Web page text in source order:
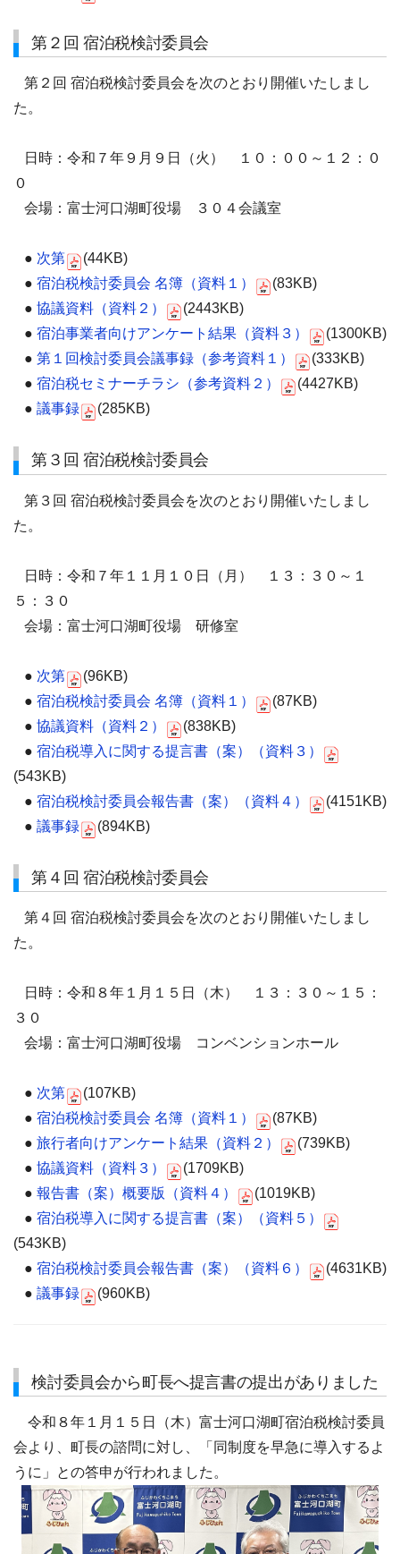
第２回 宿泊税検討委員会
第２回 宿泊税検討委員会を次のとおり開催いたしまし
た。
日時：令和７年９月９日（火） １０：００～１２：０
０
会場：富士河口湖町役場 ３０４会議室
● 次第
(44KB)
● 宿泊税検討委員会 名簿（資料１）
(83KB)
● 協議資料（資料２）
(2443KB)
● 宿泊事業者向けアンケート結果（資料３）
(1300KB)
● 第１回検討委員会議事録（参考資料１）
(333KB)
● 宿泊税セミナーチラシ（参考資料２）
(4427KB)
● 議事録 (285KB)
第３回 宿泊税検討委員会
第３回 宿泊税検討委員会を次のとおり開催いたしまし
た。
日時：令和７年１１月１０日（月） １３：３０～１
５：３０
会場：富士河口湖町役場 研修室
● 次第
(96KB)
● 宿泊税検討委員会 名簿（資料１）
(87KB)
● 協議資料（資料２）
(838KB)
● 宿泊税導入に関する提言書（案）（資料３）
(543KB)
● 宿泊税検討委員会報告書（案）（資料４）
(4151KB)
● 議事録 (894KB)
第４回 宿泊税検討委員会
第４回 宿泊税検討委員会を次のとおり開催いたしまし
た。
日時：令和８年１月１５日（木） １３：３０～１５：
３０
会場：富士河口湖町役場 コンベンションホール
● 次第
(107KB)
● 宿泊税検討委員会 名簿（資料１）
(87KB)
● 旅行者向けアンケート結果（資料２）
(739KB)
● 協議資料（資料３）
(1709KB)
● 報告書（案）概要版（資料４）
(1019KB)
● 宿泊税導入に関する提言書（案）（資料５）
(543KB)
● 宿泊税検討委員会報告書（案）（資料６）
(4631KB)
● 議事録 (960KB)
検討委員会から町長へ提言書の提出がありました
令和８年１月１５日（木）富士河口湖町宿泊税検討委員
会より、町長の諮問に対し、「同制度を早急に導入するよ
うに」との答申が行われました。